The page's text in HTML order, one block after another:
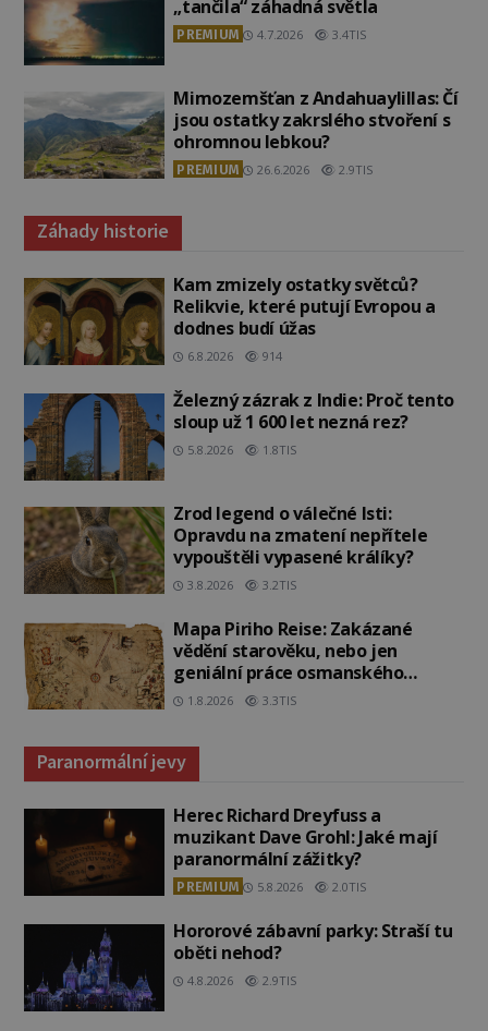
„tančila“ záhadná světla
PREMIUM 4.7.2026 3.4TIS
Mimozemšťan z Andahuaylillas: Čí
jsou ostatky zakrslého stvoření s
ohromnou lebkou?
PREMIUM 26.6.2026 2.9TIS
Záhady historie
Kam zmizely ostatky světců?
Relikvie, které putují Evropou a
dodnes budí úžas
6.8.2026 914
Železný zázrak z Indie: Proč tento
sloup už 1 600 let nezná rez?
5.8.2026 1.8TIS
Zrod legend o válečné lsti:
Opravdu na zmatení nepřítele
vypouštěli vypasené králíky?
3.8.2026 3.2TIS
Mapa Piriho Reise: Zakázané
vědění starověku, nebo jen
geniální práce osmanského
admirála?
1.8.2026 3.3TIS
Paranormální jevy
Herec Richard Dreyfuss a
muzikant Dave Grohl: Jaké mají
paranormální zážitky?
PREMIUM 5.8.2026 2.0TIS
Hororové zábavní parky: Straší tu
oběti nehod?
4.8.2026 2.9TIS